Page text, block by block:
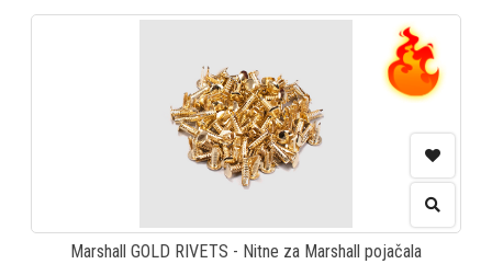
Marshall GOLD RIVETS - Nitne za Marshall pojačala